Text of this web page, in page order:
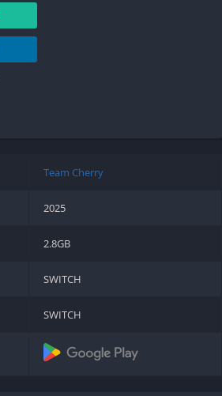
Team Cherry
2025
2.8GB
SWITCH
SWITCH